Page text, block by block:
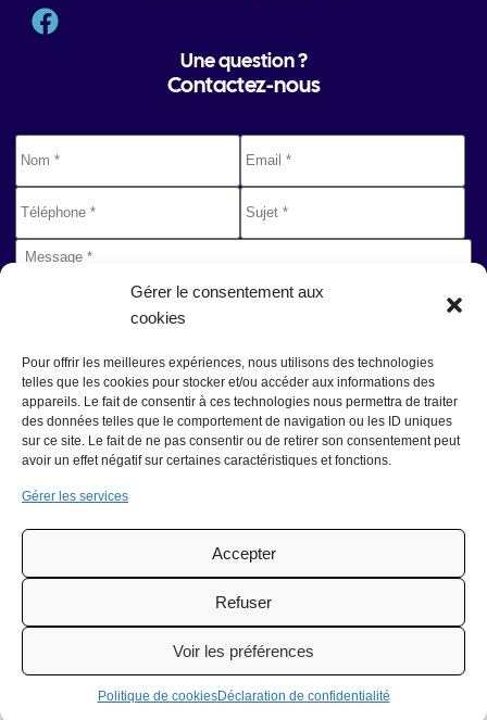
Gérer le consentement aux
cookies
Pour offrir les meilleures expériences, nous utilisons des technologies
telles que les cookies pour stocker et/ou accéder aux informations des
appareils. Le fait de consentir à ces technologies nous permettra de traiter
des données telles que le comportement de navigation ou les ID uniques
sur ce site. Le fait de ne pas consentir ou de retirer son consentement peut
avoir un effet négatif sur certaines caractéristiques et fonctions.
Gérer les services
Accepter
Refuser
Voir les préférences
Politique de cookiesDéclaration de confidentialité
Une question ?
Contactez-nous
Nom
E-
mail
Téléphone Sujet
Message
J’ai lu et j'accepte la politique de confidentialité de ce site. *
Accepter
> Déclaration de confidentialité
* champs obligatoires
Développé pare-Ness, création de site internet et agence Web